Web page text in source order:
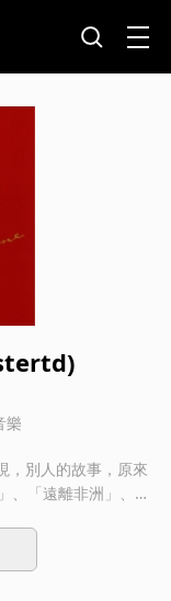
樂
，別人的故事，原來
、「遠離非洲」、
七秒」等經典電影
地，轉過身來一揮